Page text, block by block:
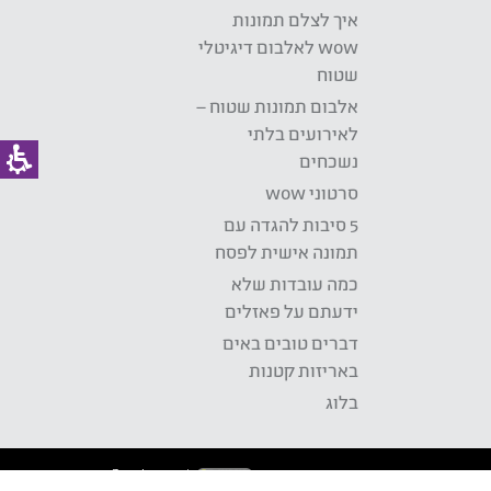
איך לצלם תמונות
wow לאלבום דיגיטלי
שטוח
אלבום תמונות שטוח –
לאירועים בלתי
נשכחים
סרטוני wow
5 סיבות להגדה עם
תמונה אישית לפסח
כמה עובדות שלא
ידעתם על פאזלים
דברים טובים באים
באריזות קטנות
בלוג
Development: